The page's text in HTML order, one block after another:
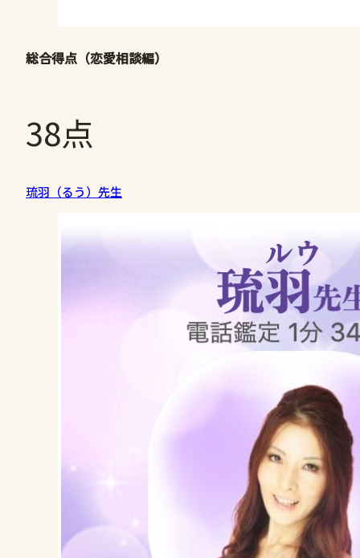
総合得点（恋愛相談編）
38点
琉羽（るう）先生